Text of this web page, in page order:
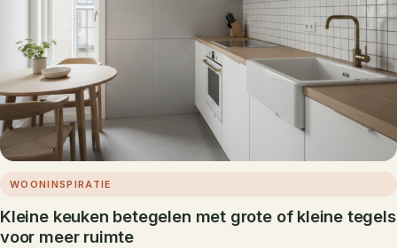
WOONINSPIRATIE
Kleine keuken betegelen met grote of kleine tegels
voor meer ruimte